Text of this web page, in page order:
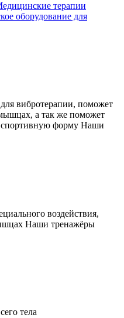
терапии
оборудование для
вибротерапии, поможет
а так же поможет
спортивную форму Наши
воздействия,
Наши тренажёры
тела